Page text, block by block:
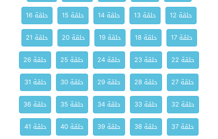
حلقة 12
حلقة 13 حلقة 14 حلقة 15
حلقة 16
حلقة 17
حلقة 18 حلقة 19 حلقة 20
حلقة 21
حلقة 22
حلقة 23 حلقة 24 حلقة 25
حلقة 26
حلقة 27
حلقة 28 حلقة 29 حلقة 30
حلقة 31
حلقة 32
حلقة 33 حلقة 34 حلقة 35
حلقة 36
حلقة 37
حلقة 38 حلقة 39 حلقة 40
حلقة 41